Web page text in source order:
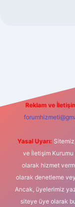
Reklam ve
Yasal Uyarı:
ve İletişim Kurumu
olarak hizmet
olarak denetleme
Ancak, üyelerimiz
siteye üye olarak